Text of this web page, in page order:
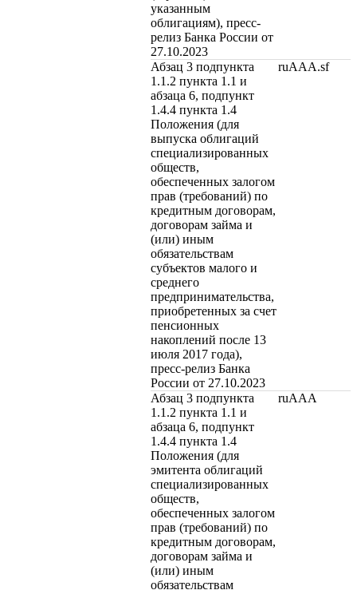
указанным
облигациям), пресс-
релиз Банка России от
27.10.2023
Абзац 3 подпункта
1.1.2 пункта 1.1 и
абзаца 6, подпункт
1.4.4 пункта 1.4
Положения (для
выпуска облигаций
специализированных
обществ,
обеспеченных залогом
прав (требований) по
кредитным договорам,
договорам займа и
(или) иным
обязательствам
субъектов малого и
среднего
предпринимательства,
приобретенных за счет
пенсионных
накоплений после 13
июля 2017 года),
пресс-релиз Банка
России от 27.10.2023
ruAAA.sf
Абзац 3 подпункта
1.1.2 пункта 1.1 и
абзаца 6, подпункт
1.4.4 пункта 1.4
Положения (для
эмитента облигаций
специализированных
обществ,
обеспеченных залогом
прав (требований) по
кредитным договорам,
договорам займа и
(или) иным
обязательствам
ruAAA